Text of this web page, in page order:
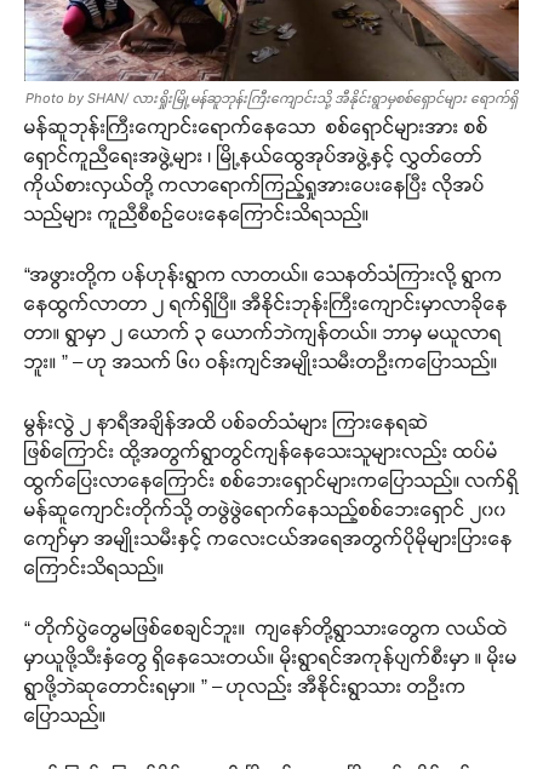
Photo by SHAN/ လားရှိုးမြို့မန်ဆူဘုန်းကြီးကျောင်းသို့ အီနိုင်းရွာမှစစ်ရှောင်များ ရောက်ရှိ
မန်ဆူဘုန်းကြီးကျောင်းရောက်နေသော စစ်ရှောင်များအား စစ်
ရှောင်ကူညီရေးအဖွဲ့များ ၊ မြို့နယ်ထွေအုပ်အဖွဲ့နှင့် လွှတ်တော်
ကိုယ်စားလှယ်တို့ ကလာရောက်ကြည့်ရှုအားပေးနေပြီး လိုအပ်
သည်များ ကူညီစီစဉ်ပေးနေကြောင်းသိရသည်။
“အဖွားတို့က ပန်ဟုန်းရွာက လာတယ်။ သေနတ်သံကြားလို့ ရွာက
နေထွက်လာတာ ၂ ရက်ရှိပြီ။ အီနိုင်းဘုန်းကြီးကျောင်းမှာလာခိုနေ
တာ။ ရွာမှာ ၂ ယောက် ၃ ယောက်ဘဲကျန်တယ်။ ဘာမှ မယူလာရ
ဘူး။ ” – ဟု အသက် ၆၀ ဝန်းကျင်အမျိုးသမီးတဦးကပြောသည်။
မွန်းလွဲ ၂ နာရီအချိန်အထိ ပစ်ခတ်သံများ ကြားနေရဆဲ
ဖြစ်ကြောင်း ထို့အတွက်ရွာတွင်ကျန်နေသေးသူများလည်း ထပ်မံ
ထွက်ပြေးလာနေကြောင်း စစ်ဘေးရှောင်များကပြောသည်။ လက်ရှိ
မန်ဆူကျောင်းတိုက်သို့ တဖွဲဖွဲရောက်နေသည့်စစ်ဘေးရှောင် ၂၀၀
ကျော်မှာ အမျိုးသမီးနှင့် ကလေးငယ်အရေအတွက်ပိုမိုများပြားနေ
ကြောင်းသိရသည်။
“ တိုက်ပွဲတွေမဖြစ်စေချင်ဘူး။ ကျနော်တို့ရွာသားတွေက လယ်ထဲ
မှာယူဖို့သီးနှံတွေ ရှိနေသေးတယ်။ မိုးရွာရင်အကုန်ပျက်စီးမှာ ။ မိုးမ
ရွာဖို့ဘဲဆုတောင်းရမှာ။ ” – ဟုလည်း အီနိုင်းရွာသား တဦးက
ပြောသည်။